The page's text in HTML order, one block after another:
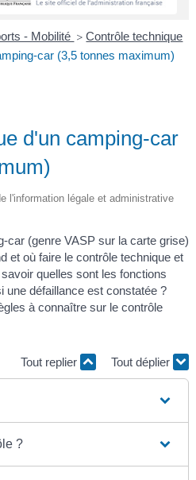
R E
- Mobilité > Contrôle technique
car (3,5 tonnes maximum)
d'un camping-car
l'information légale et administrative
car (genre VASP sur la carte grise)
et où faire le contrôle technique et
quelles sont les fonctions
une défaillance est constatée ?
à connaître sur le contrôle
Tout replier Tout déplier
?